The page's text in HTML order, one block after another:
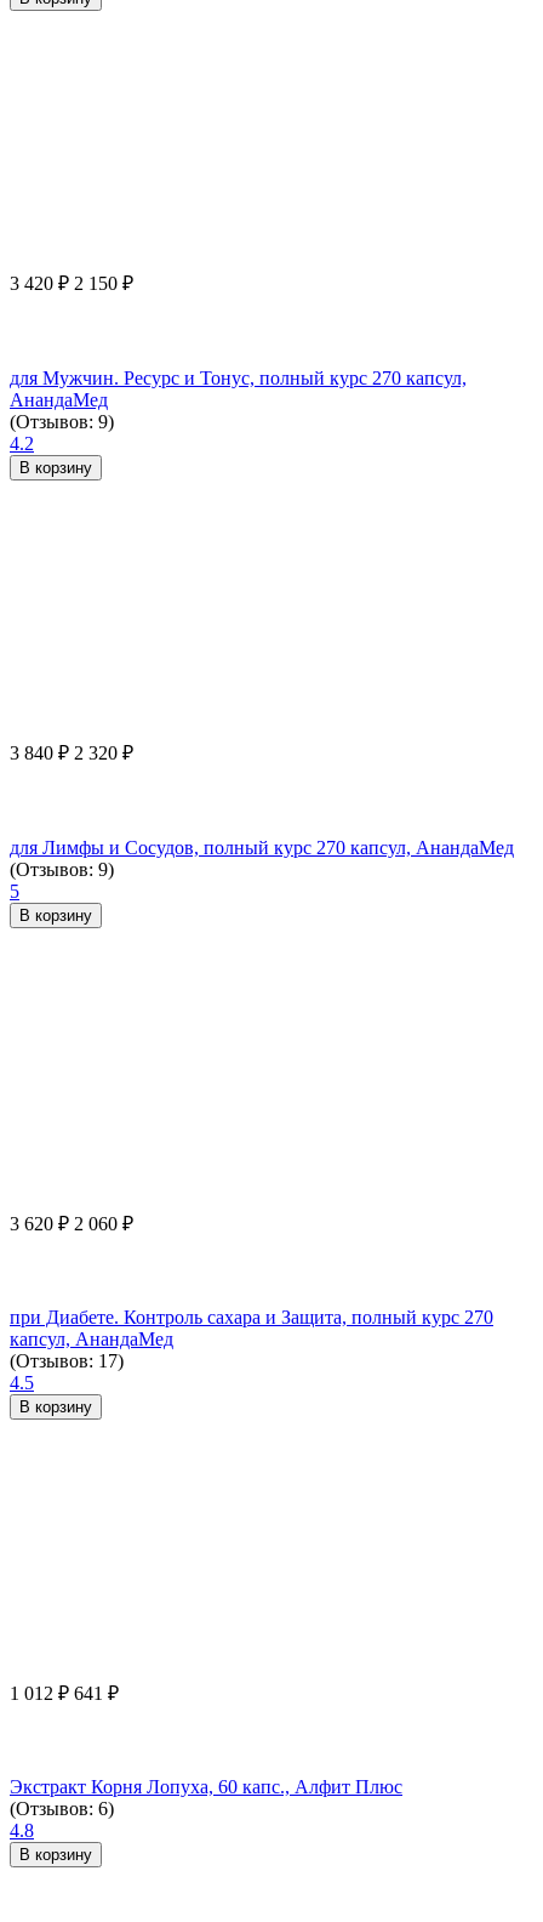
3 420 ₽ 2 150 ₽
для Мужчин. Ресурс и Тонус, полный курс 270 капсул,
АнандаМед
(Отзывов: 9)
4.2
В корзину
3 840 ₽ 2 320 ₽
для Лимфы и Сосудов, полный курс 270 капсул, АнандаМед
(Отзывов: 9)
5
В корзину
3 620 ₽ 2 060 ₽
при Диабете. Контроль сахара и Защита, полный курс 270
капсул, АнандаМед
(Отзывов: 17)
4.5
В корзину
1 012 ₽ 641 ₽
Экстракт Корня Лопуха, 60 капс., Алфит Плюс
(Отзывов: 6)
4.8
В корзину